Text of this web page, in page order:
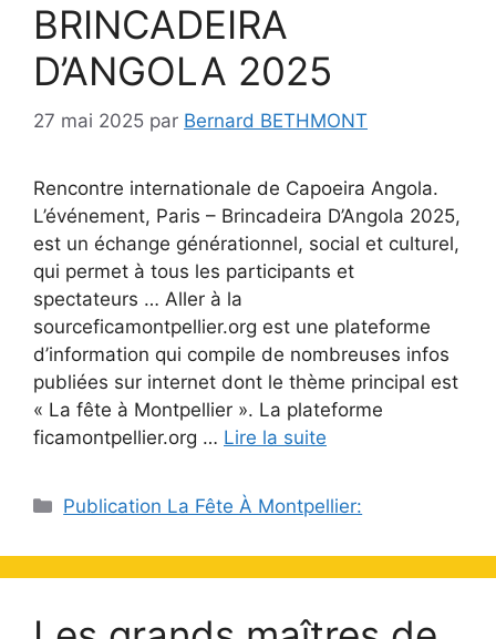
BRINCADEIRA
D’ANGOLA 2025
27 mai 2025 par Bernard BETHMONT
Rencontre internationale de Capoeira Angola.
L’événement, Paris – Brincadeira D’Angola 2025,
est un échange générationnel, social et culturel,
qui permet à tous les participants et
spectateurs … Aller à la
sourceficamontpellier.org est une plateforme
d’information qui compile de nombreuses infos
publiées sur internet dont le thème principal est
« La fête à Montpellier ». La plateforme
ficamontpellier.org … Lire la suite
Catégories
Publication La Fête À Montpellier: